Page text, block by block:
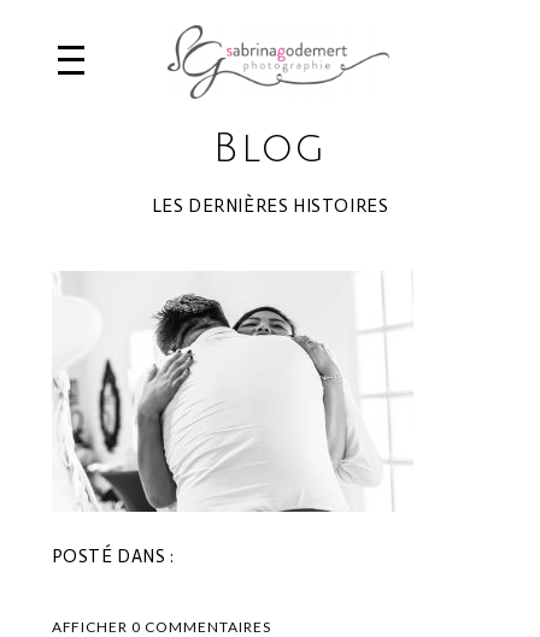
Blog
LES DERNIÈRES HISTOIRES
POSTÉ DANS :
AFFICHER0 COMMENTAIRES